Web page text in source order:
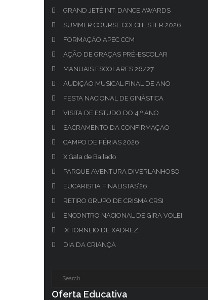
GRAND JETÉ INT. DANCE AWARDS
SUMMER COURSE COLCHESTER 2026
FORMAÇÃO APEC CCM
AÇÃO DE GRAÇAS PRÉ-ESCOLAR
MANUAIS ESCOLARES 26/27
AUDIÇÃO MUSICAL FINAL DE ANO
FESTA NACIONAL DE GINÁSTICA
VISITA DE ESTUDO DO 4.º ANO
SACRAMENTO DA CONFIRMAÇÃO
CAMPO DE FÉRIAS 2026
X Gala de Bailado
PARQUE AVENTURA DIVERLANHOSO
EUCARISTIA FINALISTAS’26
RETIRO GRUPO DE CRISMA CRSI
ENCONTRO NACIONAL DE GIRA VOLEI
IX TORNEIO DE XADREZ
DIA DA CRIANÇA
Oferta Educativa